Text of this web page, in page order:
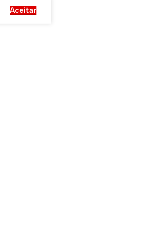
Aceitar